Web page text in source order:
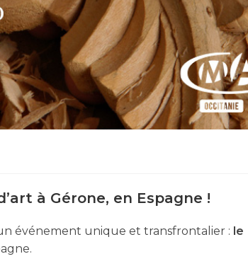
à Gérone, en Espagne !
événement unique et transfrontalier : le